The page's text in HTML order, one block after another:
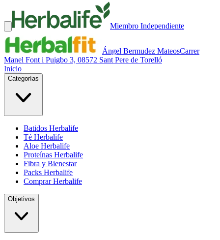
Miembro Independiente
Ángel Bermudez MateosCarrer
Manel Font i Puigbo 3, 08572 Sant Pere de Torelló
Inicio
Categorías
Batidos Herbalife
Té Herbalife
Aloe Herbalife
Proteínas Herbalife
Fibra y Bienestar
Packs Herbalife
Comprar Herbalife
Objetivos